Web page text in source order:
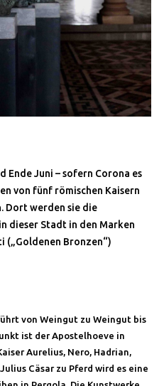
Ende Juni – sofern Corona es
von fünf römischen Kaisern
Dort werden sie die
dieser Stadt in den Marken
(„Goldenen Bronzen“)
von Weingut zu Weingut bis
ist der Apostelhoeve in
Aurelius, Nero, Hadrian,
Cäsar zu Pferd wird es eine